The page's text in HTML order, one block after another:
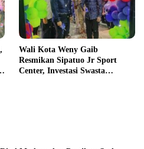
Wali Kota Weny Gaib
Resmikan Sipatuo Jr Sport
Center, Investasi Swasta